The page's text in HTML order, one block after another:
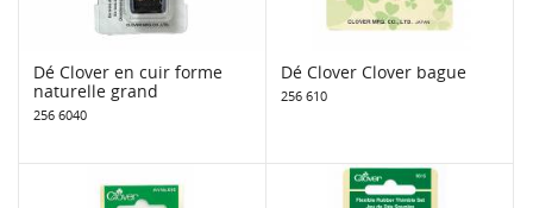
Dé Clover en cuir forme
naturelle grand
256 6040
Dé Clover Clover bague
256 610